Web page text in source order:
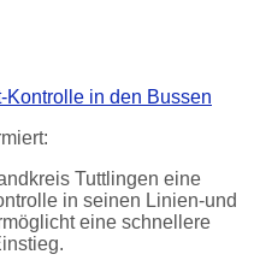
Tuttlingen eine
in seinen Linien-und
eine schnellere